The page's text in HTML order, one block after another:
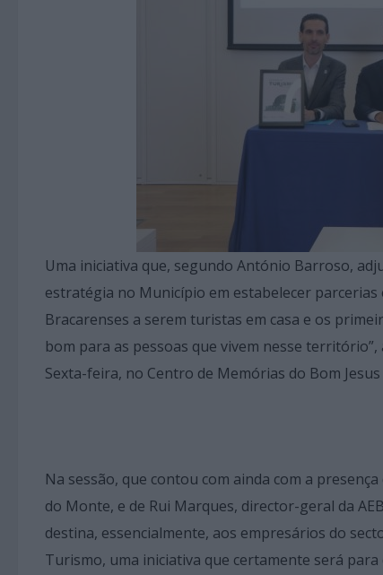
Uma iniciativa que, segundo António Barroso,
estratégia no Município em estabelecer parcerias
Bracarenses a serem turistas em casa e os
bom para as pessoas que vivem nesse
Sexta-feira, no Centro de Memórias do Bom
Na sessão, que contou com ainda com a
do Monte, e de Rui Marques, director-geral da
destina, essencialmente, aos empresários do
Turismo, uma iniciativa que certamente será